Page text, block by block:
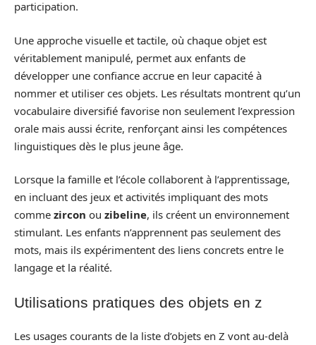
participation.
Une approche visuelle et tactile, où chaque objet est
véritablement manipulé, permet aux enfants de
développer une confiance accrue en leur capacité à
nommer et utiliser ces objets. Les résultats montrent qu’un
vocabulaire diversifié favorise non seulement l’expression
orale mais aussi écrite, renforçant ainsi les compétences
linguistiques dès le plus jeune âge.
Lorsque la famille et l’école collaborent à l’apprentissage,
en incluant des jeux et activités impliquant des mots
comme zircon ou zibeline, ils créent un environnement
stimulant. Les enfants n’apprennent pas seulement des
mots, mais ils expérimentent des liens concrets entre le
langage et la réalité.
Utilisations pratiques des objets en z
Les usages courants de la liste d’objets en Z vont au-delà